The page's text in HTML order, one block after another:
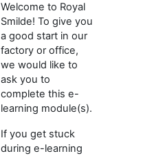
Welcome to Royal
Smilde! To give you
a good start in our
factory or office,
we would like to
ask you to
complete this e-
learning module(s).
If you get stuck
during e-learning